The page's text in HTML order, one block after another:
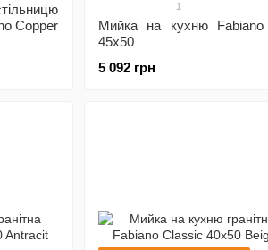
Copper
1
Мийка на кухню
45x50
5 092 грн